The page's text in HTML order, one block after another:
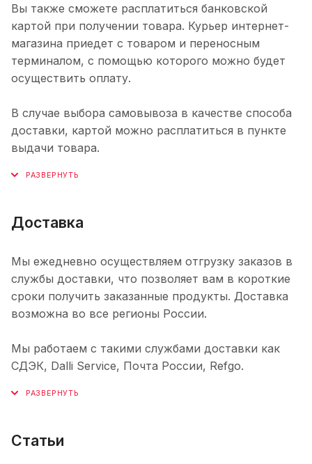
Вы также сможете расплатиться банковской
картой при получении товара. Курьер интернет-
магазина приедет с товаром и переносным
терминалом, с помощью которого можно будет
осуществить оплату.
В случае выбора самовывоза в качестве способа
доставки, картой можно расплатиться в пункте
выдачи товара.
Доставка
Мы ежедневно осуществляем отгрузку заказов в
службы доставки, что позволяет вам в короткие
сроки получить заказанные продукты. Доставка
возможна во все регионы России.
Мы работаем с такими службами доставки как
СДЭК, Dalli Service, Почта России, Refgo.
Статьи